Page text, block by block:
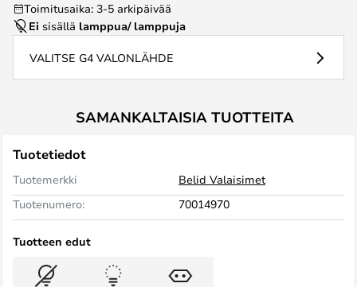
Toimitusaika: 3-5 arkipäivää
Ei sisällä lamppua/ lamppuja
VALITSE G4 VALONLÄHDE
SAMANKALTAISIA TUOTTEITA
Tuotetiedot
Tuotemerkki
Belid Valaisimet
Tuotenumero:
70014970
Tuotteen edut